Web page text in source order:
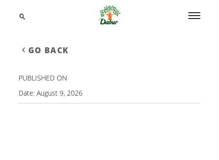
GO BACK
PUBLISHED ON
Date:August 9, 2026